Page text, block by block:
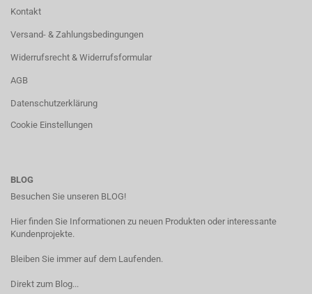
Kontakt
Versand- & Zahlungsbedingungen
Widerrufsrecht & Widerrufsformular
AGB
Datenschutzerklärung
Cookie Einstellungen
BLOG
Besuchen Sie unseren BLOG!
Hier finden Sie Informationen zu neuen Produkten oder interessante
Kundenprojekte.
Bleiben Sie immer auf dem Laufenden.
Direkt zum Blog...